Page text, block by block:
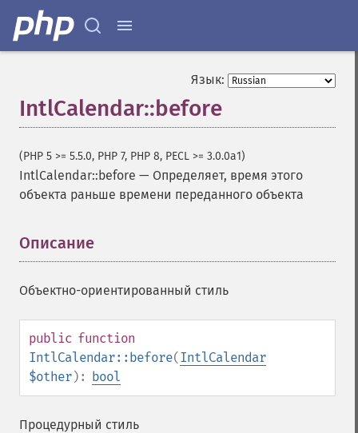
Язык:
IntlCalendar::before
(PHP 5 >= 5.5.0, PHP 7, PHP 8, PECL >= 3.0.0a1)
IntlCalendar::before — Определяет, время этого
объекта раньше времени переданного объекта
Описание
Объектно-ориентированный стиль
public function
IntlCalendar::before(IntlCalendar
$other): bool
Процедурный стиль